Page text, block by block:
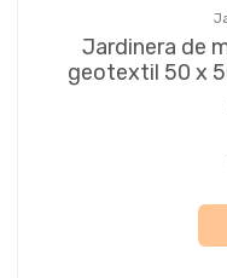
Jardinera de
geotextil 50 x